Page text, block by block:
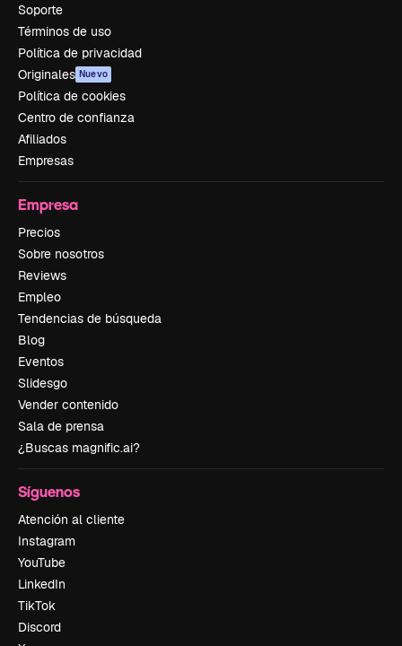
Soporte
Términos de uso
Política de privacidad
Originales Nuevo
Política de cookies
Centro de confianza
Afiliados
Empresas
Empresa
Precios
Sobre nosotros
Reviews
Empleo
Tendencias de búsqueda
Blog
Eventos
Slidesgo
Vender contenido
Sala de prensa
¿Buscas magnific.ai?
Síguenos
Atención al cliente
Instagram
YouTube
LinkedIn
TikTok
Discord